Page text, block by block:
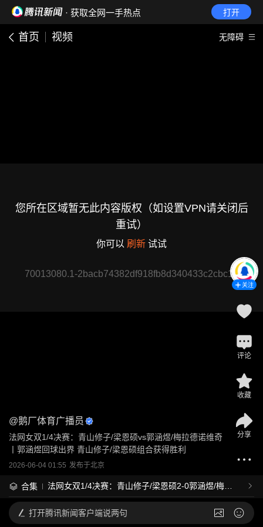
· 获取全网一手热点 打开
首页 视频 无障碍
您所在区域暂无此内容版权（如设置VPN请关闭后
重试）
你可以 刷新 试试
70013080.1-2bacb74382df918fb8d340433c2cbc16
@鹅厂体育广播员
法网女双1/4决赛：青山修子/梁恩硕vs郭涵煜/梅拉德诺维奇
丨郭涵煜回球出界 青山修子/梁恩硕组合获得胜利
2026-06-04 01:55 发布于北京
合集
法网女双1/4决赛：青山修子/梁恩硕2-0郭涵煜/梅拉
德诺维奇
关注
评论
收藏
分享
打开腾讯新闻客户端说两句